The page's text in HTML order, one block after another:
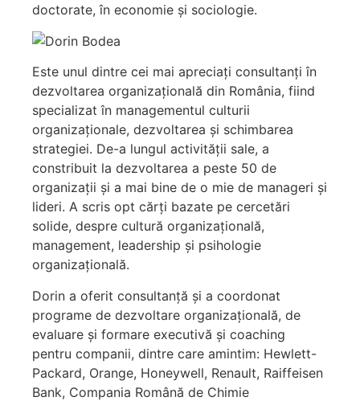
doctorate, în economie și sociologie.
Este unul dintre cei mai apreciați consultanți în
dezvoltarea organizațională din România, fiind
specializat în managementul culturii
organizaționale, dezvoltarea și schimbarea
strategiei. De-a lungul activității sale, a
constribuit la dezvoltarea a peste 50 de
organizații și a mai bine de o mie de manageri și
lideri. A scris opt cărți bazate pe cercetări
solide, despre cultură organizațională,
management, leadership și psihologie
organizațională.
Dorin a oferit consultanță și a coordonat
programe de dezvoltare organizațională, de
evaluare și formare executivă și coaching
pentru companii, dintre care amintim: Hewlett-
Packard, Orange, Honeywell, Renault, Raiffeisen
Bank, Compania Română de Chimie